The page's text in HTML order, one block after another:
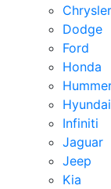
Chrysler
Dodge
Ford
Honda
Hyundai
Infiniti
Jaguar
Jeep
Kia